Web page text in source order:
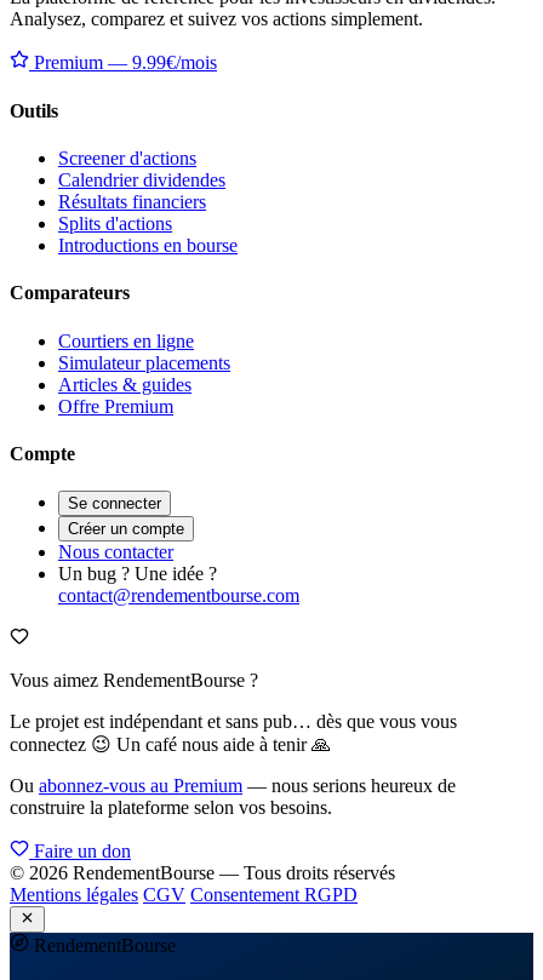
Analysez, comparez et suivez vos actions simplement.
Premium — 9.99€/mois
Outils
Screener d'actions
Calendrier dividendes
Résultats financiers
Splits d'actions
Introductions en bourse
Comparateurs
Courtiers en ligne
Simulateur placements
Articles & guides
Offre Premium
Compte
Se connecter
Créer un compte
Nous contacter
Un bug ? Une idée ?
contact@rendementbourse.com
Vous aimez RendementBourse ?
Le projet est indépendant et sans pub… dès que vous vous
connectez 😉 Un café nous aide à tenir 🙏
Ou abonnez-vous au Premium — nous serions heureux de
construire la plateforme selon vos besoins.
Faire un don
© 2026 RendementBourse — Tous droits réservés
Mentions légales CGV Consentement RGPD
RendementBourse